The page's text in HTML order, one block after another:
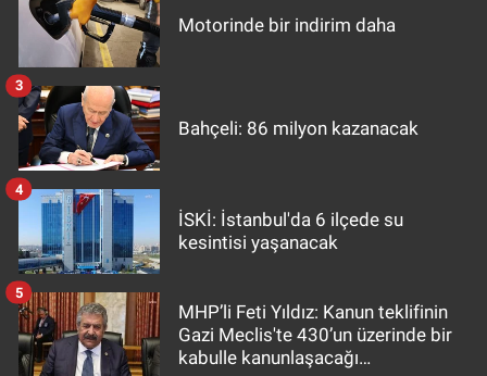
Motorinde bir indirim daha
Bahçeli: 86 milyon kazanacak
3
İSKİ: İstanbul'da 6 ilçede su
kesintisi yaşanacak
4
MHP’li Feti Yıldız: Kanun teklifinin
Gazi Meclis'te 430’un üzerinde bir
kabulle kanunlaşacağı
5